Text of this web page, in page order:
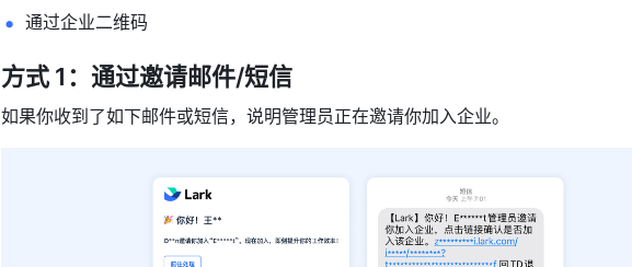
通过企业二维码
方式 1：通过邀请邮件/短信
如果你收到了如下邮件或短信，说明管理员正在邀请你加入企业。